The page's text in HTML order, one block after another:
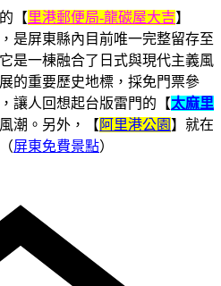
【里港郵便局-龍碳屋大吉】
是屏東縣內目前唯一完整留存至
是一棟融合了日式與現代主義風
的重要歷史地標，採免門票參
讓人回想起台版雷門的【太麻里
潮。另外，【 阿里港公園 】就在
屏東免費景點）